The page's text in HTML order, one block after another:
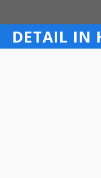
to
content
DETAIL IN